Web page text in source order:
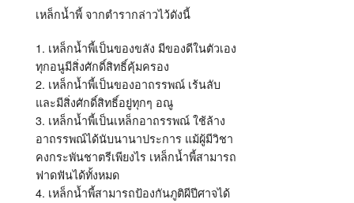
เหล็กน้ำพี้ จากตำรากล่าวไว้ดังนี้
1. เหล็กน้ำพี้เป็นของขลัง มีของดีในตัวเอง
ทุกอนูมีสิ่งศักดิ์สิทธิ์คุ้มครอง
2. เหล็กน้ำพี้เป็นของอาถรรพณ์ เร้นลับ
และมีสิ่งศักดิ์สิทธิ์อยู่ทุกๆ อณู
3. เหล็กน้ำพี้เป็นเหล็กอาถรรพณ์ ใช้ล้าง
อาถรรพณ์ได้นับนานาประการ แม้ผู้มีวิชา
คงกระพันชาตรีเพียงไร เหล็กน้ำพี้สามารถ
ฟาดฟันได้ทั้งหมด
4. เหล็กน้ำพี้สามารถป้องกันภูติผีปีศาจได้